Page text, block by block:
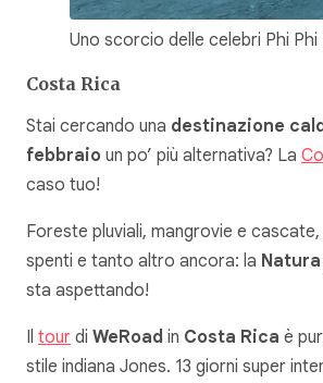
Uno scorcio delle celebri Phi Phi
Costa Rica
Stai cercando una destinazione
febbraio un po’ più alternativa? La
caso tuo!
Foreste pluviali, mangrovie e
spenti e tanto altro ancora: la Natura
sta aspettando!
Il tour di WeRoad in Costa Rica è
stile indiana Jones. 13 giorni super